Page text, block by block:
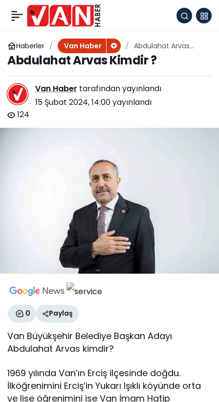
Haberler Van Haber
Abdulahat Arvas
Kimdir ?
Abdulahat Arvas Kimdir ?
Van Haber tarafından yayınlandı
15 Şubat 2024, 14:00yayınlandı
124
0 Paylaş
Van Büyükşehir Belediye Başkan Adayı
Abdulahat Arvas kimdir?
1969 yılında Van’ın Erciş ilçesinde doğdu.
İlköğrenimini Erciş’in Yukarı Işıklı köyünde orta
ve lise öğrenimini ise Van İmam Hatip
Kaymakam’dan 73
yaşındaki Güler
teyzeye sürpriz
Paylaş